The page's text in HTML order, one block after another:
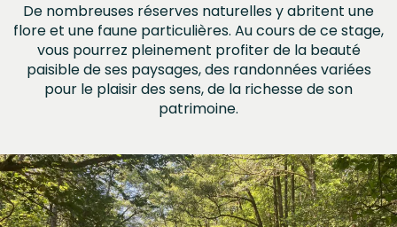
De nombreuses réserves naturelles y abritent une
flore et une faune particulières. Au cours de ce stage,
vous pourrez pleinement profiter de la beauté
paisible de ses paysages, des randonnées variées
pour le plaisir des sens, de la richesse de son
patrimoine.